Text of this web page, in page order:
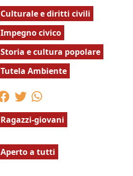
Culturale e diritti civili
Impegno civico
Storia e cultura popolare
Tutela Ambiente
Ragazzi-giovani
Aperto a tutti